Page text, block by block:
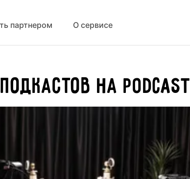
партнером О сервисе
на